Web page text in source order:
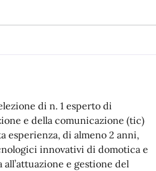
di n. 1 esperto di
e della comunicazione (tic)
esperienza, di almeno 2 anni,
innovativi di domotica e
e gestione del